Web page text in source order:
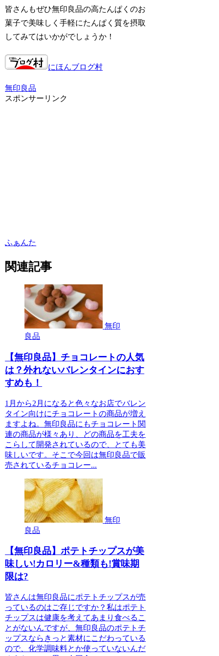
皆さんもぜひ無印良品の高たんぱくのお
菓子で美味しく手軽にたんぱく質を摂取
してみてはいかがでしょうか！
にほんブログ村
無印良品
スポンサーリンク
ふぁんた
関連記事
無印
良品
【無印良品】チョコレートの人気
は？外れないバレンタインにおす
すめも！
1月から2月になると色々なお店でバレン
タイン向けにチョコレートの商品が増え
ますよね。無印良品にもチョコレート関
連の商品が様々あり、どの商品を工夫を
こらして開発されているので、とても美
味しいです。そこで今回は無印良品で販
売されているチョコレー...
無印
良品
【無印良品】ポテトチップスが美
味しい!カロリー&種類も!賞味期
限は?
皆さんは無印良品にポテトチップスが売
っているのはご存じですか？私はポテト
チップスは健康を考えてあまり食べるこ
とがないんですが、無印良品のポテトチ
ップスならきっと素材にこだわっている
ので、化学調味料とか使っていないんだ